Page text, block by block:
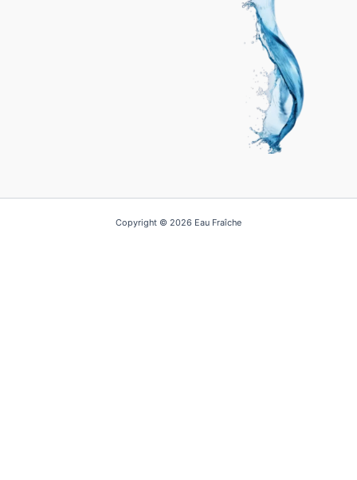
Copyright © 2026 Eau Fraîche